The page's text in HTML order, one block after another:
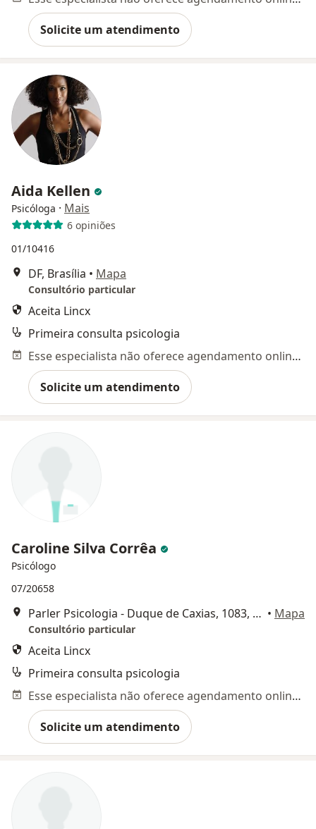
Solicite um atendimento
Aida Kellen
Psicóloga · Mais
6 opiniões
01/10416
DF, Brasília • Mapa
Consultório particular
Aceita Lincx
Primeira consulta psicologia
Esse especialista não oferece agendamento online para esse endereço.
Solicite um atendimento
Caroline Silva Corrêa
Psicólogo
07/20658
Parler Psicologia - Duque de Caxias, 1083, sala 1 - Contato: (55) 32239591, Santa Maria • Mapa
Consultório particular
Aceita Lincx
Primeira consulta psicologia
Esse especialista não oferece agendamento online para esse endereço.
Solicite um atendimento